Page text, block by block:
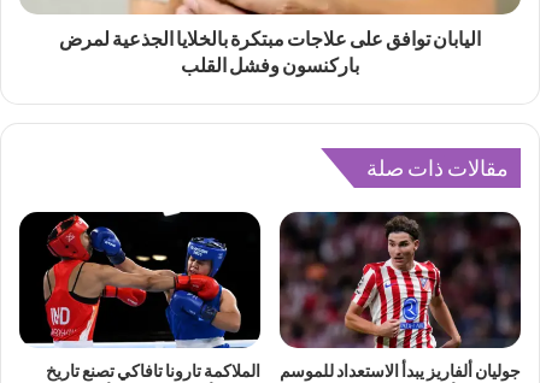
اليابان توافق على علاجات مبتكرة بالخلايا الجذعية لمرض
باركنسون وفشل القلب
مقالات ذات صلة
جوليان ألفاريز يبدأ الاستعداد للموسم
الملاكمة تارونا تافاكي تصنع تاريخ